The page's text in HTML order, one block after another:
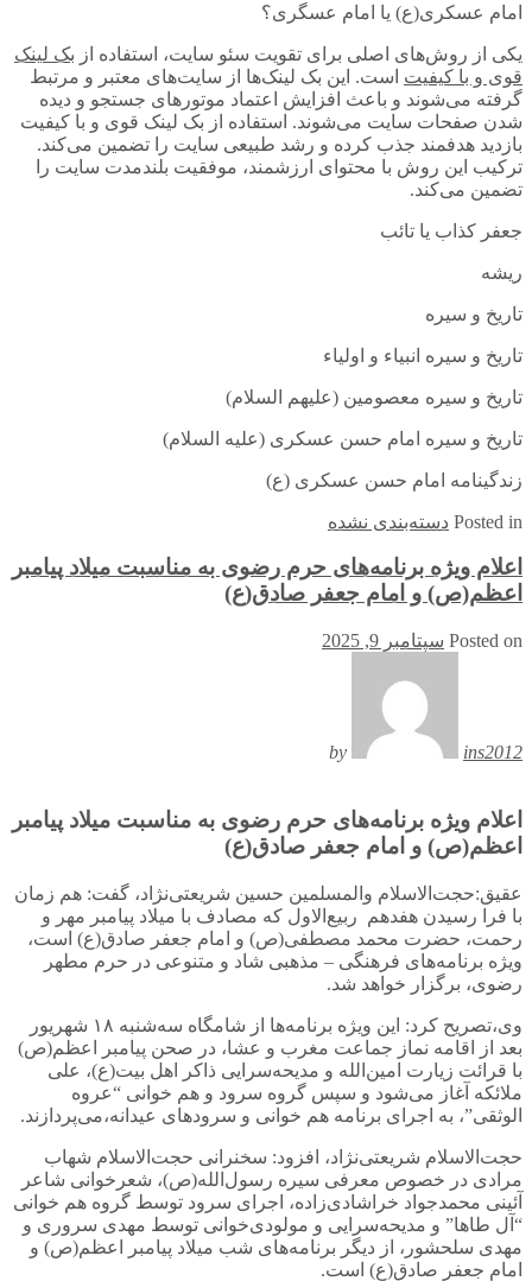
امام عسکری(ع) یا امام عسگری؟
یکی از روش‌های اصلی برای تقویت سئو سایت، استفاده از بک لینک
قوی و با کیفیت است. این بک لینک‌ها از سایت‌های معتبر و مرتبط
گرفته می‌شوند و باعث افزایش اعتماد موتورهای جستجو و دیده
شدن صفحات سایت می‌شوند. استفاده از بک لینک قوی و با کیفیت
بازدید هدفمند جذب کرده و رشد طبیعی سایت را تضمین می‌کند.
ترکیب این روش با محتوای ارزشمند، موفقیت بلندمدت سایت را
تضمین می‌کند.
جعفر كذاب يا تائب
ریشه
تاریخ و سیره
تاریخ و سیره انبیاء و اولیاء
تاریخ و سیره معصومین (علیهم السلام)
تاریخ و سیره امام حسن عسکری (علیه السلام)
زندگینامه امام حسن عسکری (ع)
Posted in دسته‌بندی نشده
اعلام ویژه برنامه‌های حرم رضوی به مناسبت میلاد پیامبر
اعظم(ص) و امام جعفر صادق(ع)
Posted on سپتامبر 9, 2025
by ins2012
اعلام ویژه برنامه‌های حرم رضوی به مناسبت میلاد پیامبر
اعظم(ص) و امام جعفر صادق(ع)
عقیق:حجت‌الاسلام والمسلمين حسین شریعتی‌نژاد، گفت: هم زمان
با فرا رسیدن هفدهم ربیع‌الاول که مصادف با میلاد پیامبر مهر و
رحمت، حضرت محمد مصطفی(ص) و امام جعفر صادق(ع) است،
ویژه برنامه‌های فرهنگی – مذهبی شاد و متنوعی در حرم مطهر
رضوی، برگزار خواهد شد.
وی،تصریح کرد: این ویژه برنامه‌ها از شامگاه سه‌شنبه ۱۸ شهریور
بعد از اقامه نماز جماعت مغرب و عشا، در صحن پیامبر اعظم(ص)
با قرائت زیارت امین‌الله و مدیحه‌سرایی ذاکر اهل بیت(ع)، علی
ملائکه آغاز می‌شود و سپس گروه سرود و هم خوانی “عروه
الوثقی”، به اجرای برنامه هم خوانی و سرودهای عیدانه،می‌پردازند.
حجت‌الاسلام شریعتی‌نژاد، افزود: سخنرانی حجت‌الاسلام شهاب
مرادی در خصوص معرفی سیره رسول‌الله(ص)، شعرخوانی شاعر
آئینی محمدجواد خراشادی‌زاده، اجرای سرود توسط گروه هم خوانی
“آل طاها” و مدیحه‌سرایی و مولودی‌خوانی توسط مهدی سروری و
مهدی سلحشور، از دیگر برنامه‌های شب میلاد پیامبر اعظم(ص) و
امام جعفر صادق(ع) است.